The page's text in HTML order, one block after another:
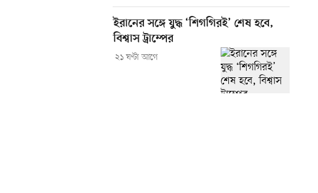
ইরানের সঙ্গে যুদ্ধ ‘শিগগিরই’ শেষ হবে,
বিশ্বাস ট্রাম্পের
২১ ঘণ্টা আগে